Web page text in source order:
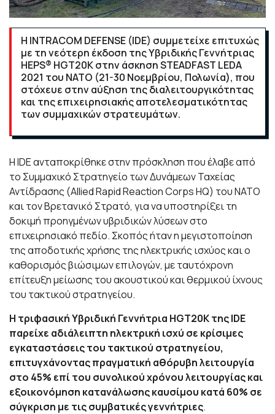
H INTRACOM DEFENSE (IDE) συμμετείχε επιτυχώς
με τη νεότερη έκδοση της Υβριδικής Γεννήτριας
HEPS® HGT20K στην άσκηση STEADFAST LEDA
2021 του ΝΑΤΟ (21-30 Νοεμβρίου, Πολωνία), που
στόχευε στην αύξηση της διαλειτουργικότητας
και της επιχειρησιακής αποτελεσματικότητας
των συμμαχικών στρατευμάτων.
Η IDE ανταποκρίθηκε στην πρόσκληση που έλαβε από
το Συμμαχικό Στρατηγείο των Δυνάμεων Ταχείας
Αντίδρασης (Allied Rapid Reaction Corps HQ) του ΝΑΤΟ
και τον Βρετανικό Στρατό, για να υποστηρίξει τη
δοκιμή προηγμένων υβριδικών λύσεων στο
επιχειρησιακό πεδίο. Σκοπός ήταν η μεγιστοποίηση
της αποδοτικής χρήσης της ηλεκτρικής ισχύος και ο
καθορισμός βιώσιμων επιλογών, με ταυτόχρονη
επίτευξη μείωσης του ακουστικού και θερμικού ίχνους
του τακτικού στρατηγείου.
Η τριφασική Υβριδική Γεννήτρια HGT20K της IDE
παρείχε αδιάλειπτη ηλεκτρική ισχύ σε κρίσιμες
εγκαταστάσεις του τακτικού στρατηγείου,
επιτυγχάνοντας πραγματική αθόρυβη λειτουργία
στο 45% επί του συνολικού χρόνου λειτουργίας και
εξοικονόμηση κατανάλωσης καυσίμου κατά 60% σε
σύγκριση με τις συμβατικές γεννήτριες.